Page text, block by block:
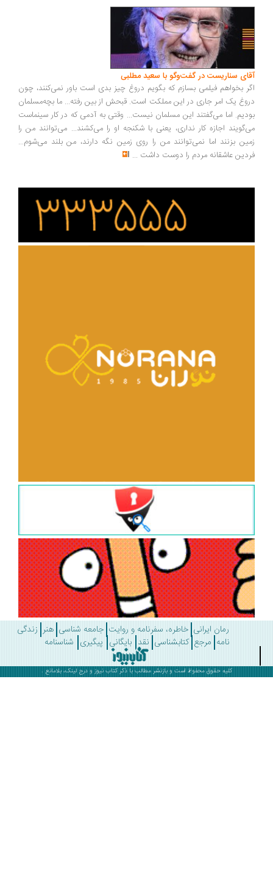
سناریست در گفت‌وگو با سعید مطلبی
بخواهم فیلمی بسازم که بگویم دروغ چیز بدی است باور نمی‌کنند، چون
یک امر جاری در این مملکت است. قبحش از بین رفته... ما بچه‌مسلمان
اما می‌گفتند این مسلمان نیست... وقتی به آدمی که در کار سینماست
اجازه کار نداری، یعنی با شکنجه او را می‌کشند... می‌توانند من را
بزنند اما نمی‌توانند من را روی زمین نگه دارند، من بلند می‌شوم...
عاشقانه مردم را دوست داشت ...
رمان ایرانی خاطره، سفرنامه و روایت جامعه شناسی هنر زندگی
مرجع کتابشناسی نقد بایگانی پیگیری شناسنامه
کلیه حقوق محفوظ است و بازنشر مطالب با ذکرکتاب نیوز و درج لینک، بلامانع .